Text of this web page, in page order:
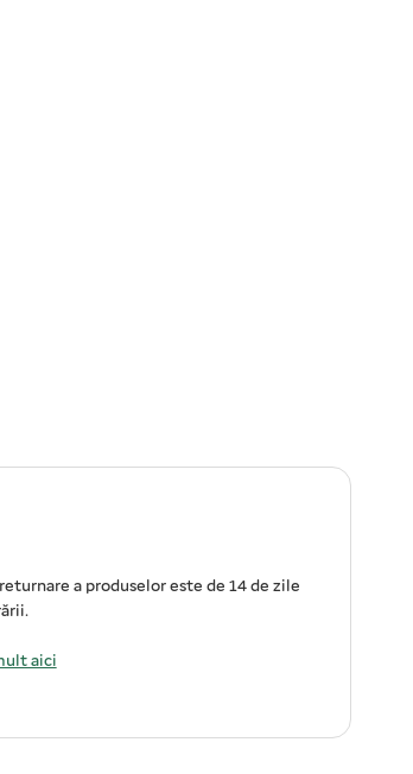
a produselor este de 14 de zile
aici